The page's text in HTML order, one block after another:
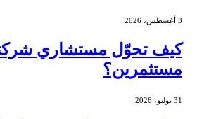
3 أغسطس، 2026
كيف تحوّل مستشاري
مستثمرين؟
31 يوليو، 2026